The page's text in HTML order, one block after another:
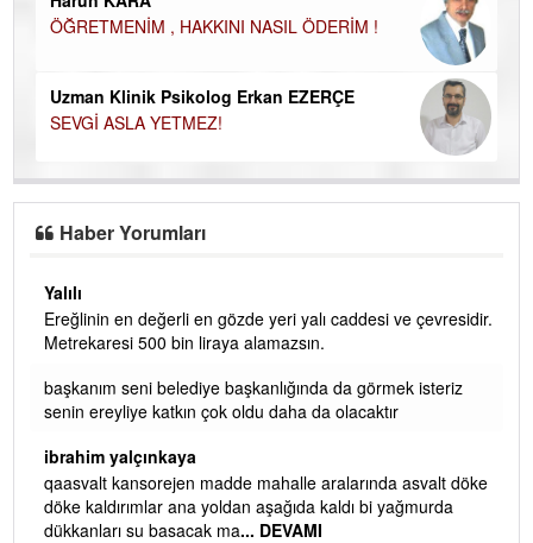
ÖĞRETMENİM , HAKKINI NASIL ÖDERİM !
Uzman Klinik Psikolog Erkan EZERÇE
SEVGİ ASLA YETMEZ!
Haber Yorumları
Yalılı
Ereğlinin en değerli en gözde yeri yalı caddesi ve çevresidir.
Metrekaresi 500 bin liraya alamazsın.
başkanım seni belediye başkanlığında da görmek isteriz
senin ereyliye katkın çok oldu daha da olacaktır
ibrahim yalçınkaya
qaasvalt kansorejen madde mahalle aralarında asvalt döke
döke kaldırımlar ana yoldan aşağıda kaldı bi yağmurda
dükkanları su basacak ma... DEVAMI